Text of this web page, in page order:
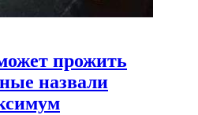
прожить
назвали